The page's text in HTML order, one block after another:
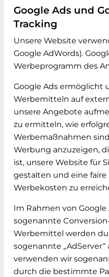
Google Ads und
Tracking
Unsere Website
Google AdWords).
Werbeprogramm des
Google Ads ermöglicht
Werbemitteln auf
unsere Angebote
zu ermitteln, wie
Werbemaßnahmen
Werbung anzuzeigen,
ist, unsere Website für
gestalten und eine
Werbekosten zu
Im Rahmen von
sogenannte
Werbemittel werden
sogenannte
verwenden wir
durch die bestimmte